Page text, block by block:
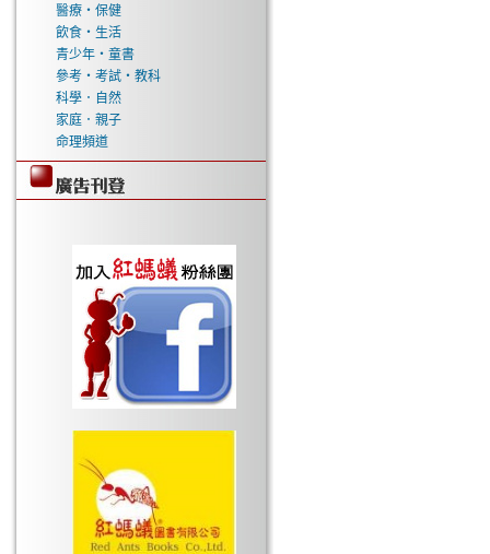
醫療‧保健
飲食‧生活
青少年‧童書
參考‧考試‧教科
科學．自然
家庭．親子
命理頻道